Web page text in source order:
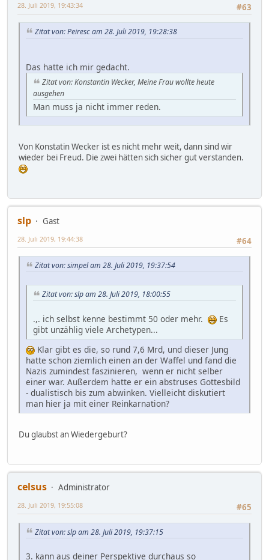
#63
28. Juli 2019, 19:43:34
Zitat von: Peiresc am 28. Juli 2019, 19:28:38
Das hatte ich mir gedacht.
Zitat von: Konstantin Wecker, Meine Frau wollte heute
ausgehen
Man muss ja nicht immer reden.
Von Konstatin Wecker ist es nicht mehr weit, dann sind wir
wieder bei Freud. Die zwei hätten sich sicher gut verstanden.
slp
Gast
#64
28. Juli 2019, 19:44:38
Zitat von: simpel am 28. Juli 2019, 19:37:54
Zitat von: slp am 28. Juli 2019, 18:00:55
.,. ich selbst kenne bestimmt 50 oder mehr.
Es
gibt unzählig viele Archetypen...
Klar gibt es die, so rund 7,6 Mrd, und dieser Jung
hatte schon ziemlich einen an der Waffel und fand die
Nazis zumindest faszinieren, wenn er nicht selber
einer war. Außerdem hatte er ein abstruses Gottesbild
- dualistisch bis zum abwinken. Vielleicht diskutiert
man hier ja mit einer Reinkarnation?
Du glaubst an Wiedergeburt?
celsus
Administrator
#65
28. Juli 2019, 19:55:08
Zitat von: slp am 28. Juli 2019, 19:37:15
3. kann aus deiner Perspektive durchaus so